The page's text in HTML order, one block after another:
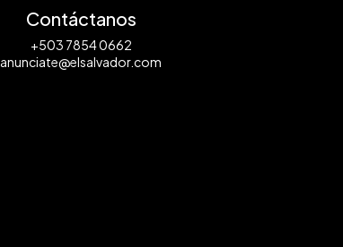
Contáctanos
+503 7854 0662
anunciate@elsalvador.com